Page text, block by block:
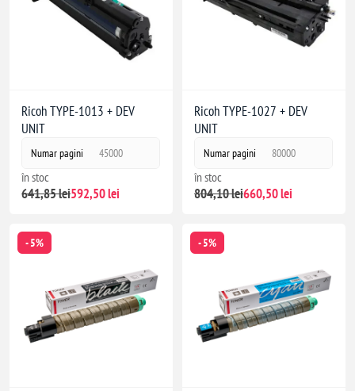
Ricoh TYPE-1013 + DEV
UNIT
Numar pagini 45000
în stoc
641,85 lei592,50 lei
Ricoh TYPE-1027 + DEV
UNIT
Numar pagini 80000
în stoc
804,10 lei660,50 lei
- 5% - 5%